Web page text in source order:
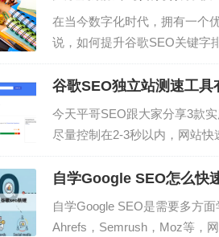
要一定时间才能正常打开II、
在当今数字化时代，拥有一个
说，如何提升谷歌SEO关键字
容、提升用户体验等方法，可
加销售额，除了提高网站流量
持续努力和优化，文化用品公
谷歌SEO独立站测速工具
今天平哥SEO跟大家分享3款
尽量控制在2-3秒以内，网站
的页面，如果你问搜索引擎它
心组成部分。如果你的网站页
你的排名。用户期待一个流畅
自学Google SEO怎么快
自学Google SEO是需要多方
Ahrefs，Semrush，Moz等，